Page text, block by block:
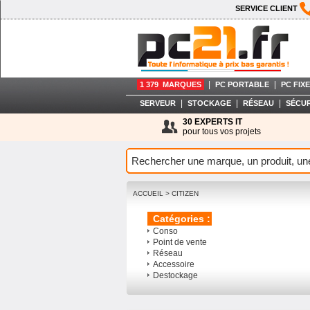
SERVICE CLIENT
1 379 MARQUES PC PORTABLE PC FIXE
SERVEUR STOCKAGE RÉSEAU
30 EXPERTS IT
pour tous vos projets
ACCUEIL > CITIZEN
Catégories :
Conso
Point de vente
Réseau
Accessoire
Destockage